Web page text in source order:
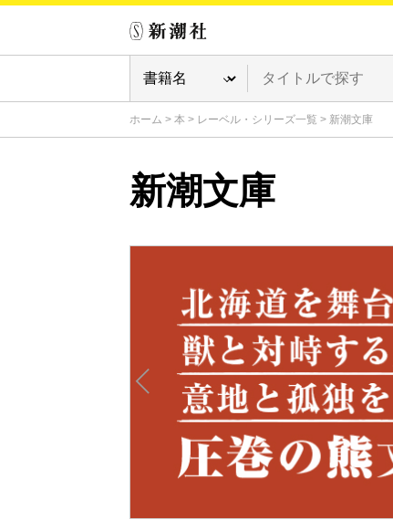
ホーム > 本 > レーベル・シリーズ一覧 > 新潮文庫
新潮文庫